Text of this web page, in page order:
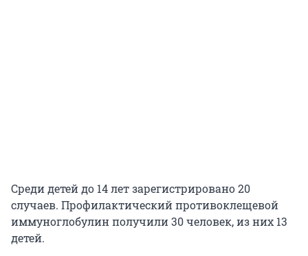
Среди детей до 14 лет зарегистрировано 20
случаев. Профилактический противоклещевой
иммуноглобулин получили 30 человек, из них 13
детей.